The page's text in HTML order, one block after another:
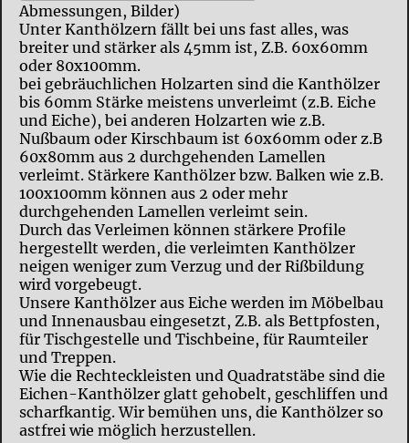
Abmessungen, Bilder)
Unter Kanthölzern fällt bei uns fast alles, was
breiter und stärker als 45mm ist, Z.B. 60x60mm
oder 80x100mm.
bei gebräuchlichen Holzarten sind die Kanthölzer
bis 60mm Stärke meistens unverleimt (z.B. Eiche
und Eiche), bei anderen Holzarten wie z.B.
Nußbaum oder Kirschbaum ist 60x60mm oder z.B
60x80mm aus 2 durchgehenden Lamellen
verleimt. Stärkere Kanthölzer bzw. Balken wie z.B.
100x100mm können aus 2 oder mehr
durchgehenden Lamellen verleimt sein.
Durch das Verleimen können stärkere Profile
hergestellt werden, die verleimten Kanthölzer
neigen weniger zum Verzug und der Rißbildung
wird vorgebeugt.
Unsere Kanthölzer aus Eiche werden im Möbelbau
und Innenausbau eingesetzt, Z.B. als Bettpfosten,
für Tischgestelle und Tischbeine, für Raumteiler
und Treppen.
Wie die Rechteckleisten und Quadratstäbe sind die
Eichen-Kanthölzer glatt gehobelt, geschliffen und
scharfkantig. Wir bemühen uns, die Kanthölzer so
astfrei wie möglich herzustellen.